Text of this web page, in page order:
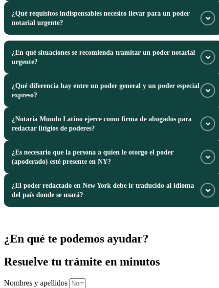
Sí, contamos con gestión prioritaria ante la Secretaría del Estado de NY
para procesar la apostilla de tu poder lo más rápido posible.
¿Qué requisitos indispensables necesito llevar para un poder
notarial urgente?
completos del apoderado (nombres, cédula/DNI y dirección en el país de
¿En qué situaciones se recomienda tramitar un poder notarial
urgente?
Cuando se requiere autorizar a alguien con urgencia para vender un
inmueble, realizar trámites bancarios, cobrar pensiones o representar
¿Qué diferencia hay entre un poder general y un poder especial
expreso?
Un poder especial faculta a la persona para uno o varios actos específicos
declarados, mientras que un poder general otorga amplias facultades
¿Notaría Mundo Latino ejerce como firma de abogados para
redactar litigios de poderes?
No. Preparamos y notarizamos modelos estándar de poderes según la
voluntad expresada por el poderdante. No brindamos asesoría legal de
¿Es necesario que la persona a quien le otorgo el poder
(apoderado) esté presente en NY?
No, el apoderado no necesita estar presente en la oficina. Únicamente
debe estar presente quien otorga el poder (poderdante) con su
identificación.
¿El poder redactado en New York debe ir traducido al idioma
del país donde se usará?
traducción.
¿En qué te podemos ayudar?
Resuelve tu trámite en minutos
Nombres y apellidos